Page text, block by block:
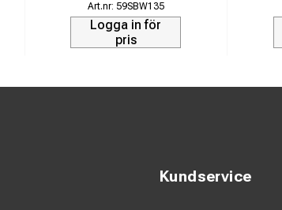
59SBW135
Logga in för
pris
Kundservice